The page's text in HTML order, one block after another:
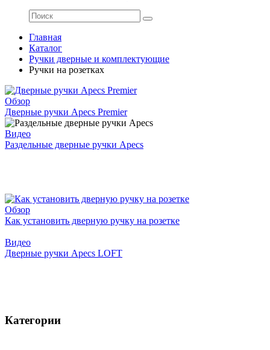
Главная
Каталог
Ручки дверные и комплектующие
Ручки на розетках
Обзор
Дверные ручки Apecs Premier
Видео
Раздельные дверные ручки Apecs
Обзор
Как установить дверную ручку на розетке
Видео
Дверные ручки Apecs LOFT
Категории